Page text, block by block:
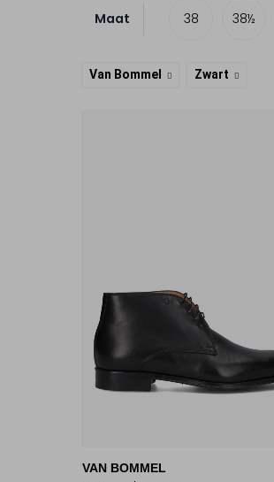
Maat 38 38½
Van Bommel Zwart
VAN BOMMEL